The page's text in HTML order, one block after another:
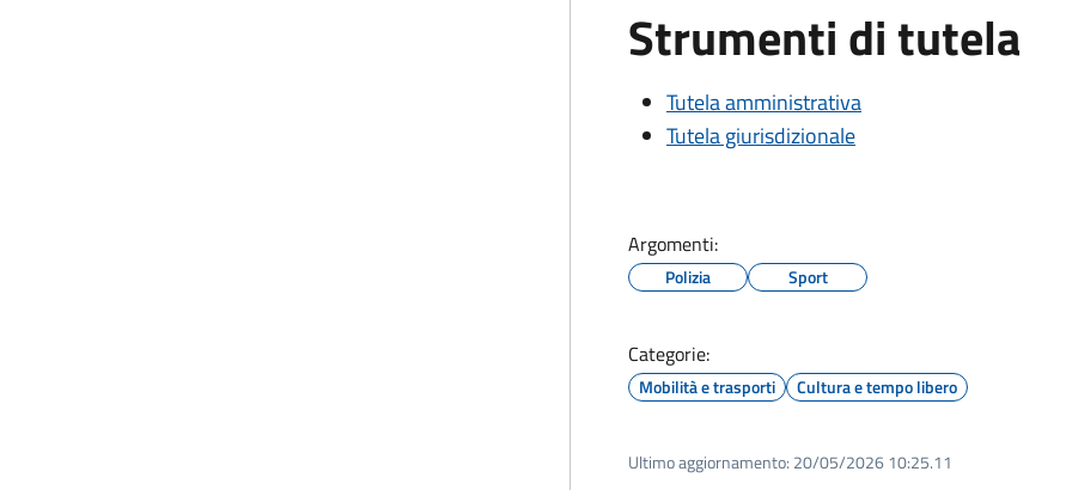
Strumenti di tutela
Tutela amministrativa
Tutela giurisdizionale
Argomenti:
Polizia Sport
Categorie:
Mobilità e trasporti Cultura e tempo libero
Ultimo aggiornamento: 20/05/2026 10:25.11